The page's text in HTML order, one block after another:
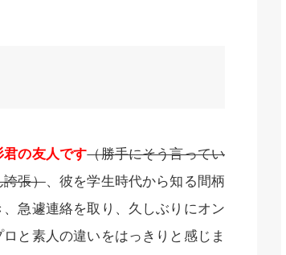
君の友人です（勝手にそう言ってい
誇張）、彼を学生時代から知る間柄
、急遽連絡を取り、久しぶりにオン
ロと素人の違いをはっきりと感じま